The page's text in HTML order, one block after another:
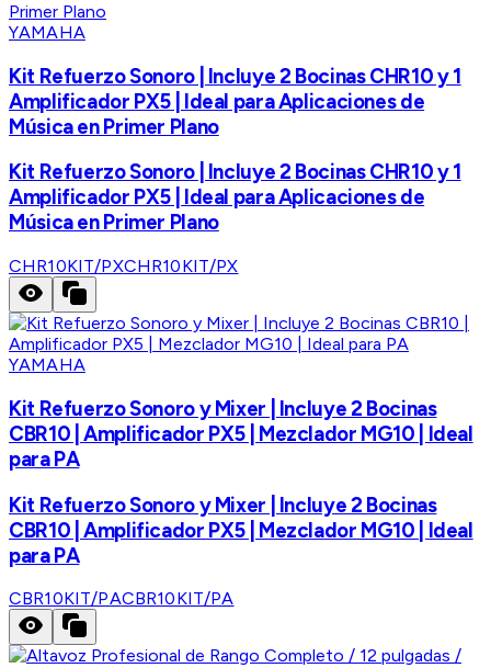
YAMAHA
Kit Refuerzo Sonoro | Incluye 2 Bocinas CHR10 y 1
Amplificador PX5 | Ideal para Aplicaciones de
Música en Primer Plano
Kit Refuerzo Sonoro | Incluye 2 Bocinas CHR10 y 1
Amplificador PX5 | Ideal para Aplicaciones de
Música en Primer Plano
CHR10KIT/PXCHR10KIT/PX
YAMAHA
Kit Refuerzo Sonoro y Mixer | Incluye 2 Bocinas
CBR10 | Amplificador PX5 | Mezclador MG10 | Ideal
para PA
Kit Refuerzo Sonoro y Mixer | Incluye 2 Bocinas
CBR10 | Amplificador PX5 | Mezclador MG10 | Ideal
para PA
CBR10KIT/PACBR10KIT/PA